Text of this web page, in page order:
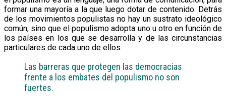
formar una mayoría a la que luego dotar de contenido. Detrás
de los movimientos populistas no hay un sustrato ideológico
común, sino que el populismo adopta uno u otro en función de
los países en los que se desarrolla y de las circunstancias
particulares de cada uno de ellos.
Las barreras que protegen las democracias
frente a los embates del populismo no son
fuertes.